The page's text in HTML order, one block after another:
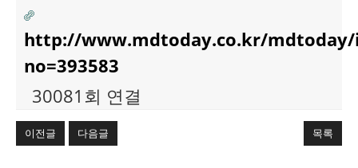
http://www.mdtoday.co.kr/
no=393583
30081회 연결
이전글 다음글 목록